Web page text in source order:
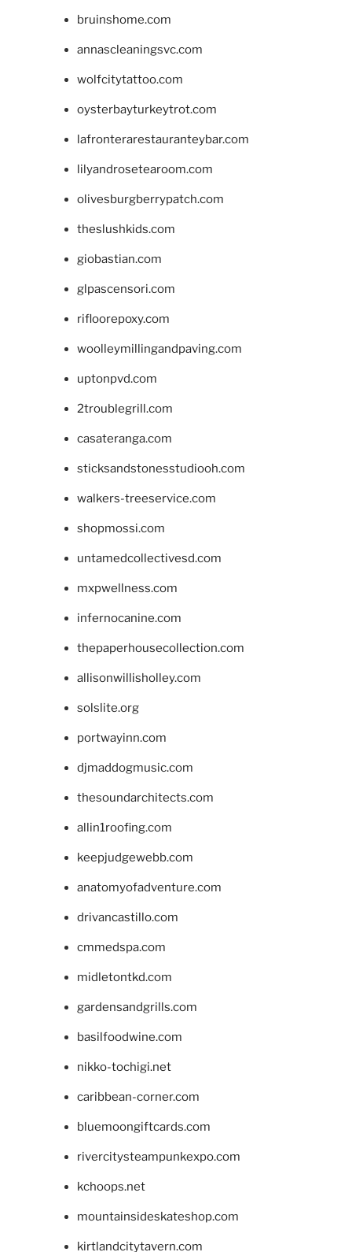
bruinshome.com
annascleaningsvc.com
wolfcitytattoo.com
oysterbayturkeytrot.com
lafronterarestauranteybar.com
lilyandrosetearoom.com
olivesburgberrypatch.com
theslushkids.com
giobastian.com
glpascensori.com
rifloorepoxy.com
woolleymillingandpaving.com
uptonpvd.com
2troublegrill.com
casateranga.com
sticksandstonesstudiooh.com
walkers-treeservice.com
shopmossi.com
untamedcollectivesd.com
mxpwellness.com
infernocanine.com
thepaperhousecollection.com
allisonwillisholley.com
solslite.org
portwayinn.com
djmaddogmusic.com
thesoundarchitects.com
allin1roofing.com
keepjudgewebb.com
anatomyofadventure.com
drivancastillo.com
cmmedspa.com
midletontkd.com
gardensandgrills.com
basilfoodwine.com
nikko-tochigi.net
caribbean-corner.com
bluemoongiftcards.com
rivercitysteampunkexpo.com
kchoops.net
mountainsideskateshop.com
kirtlandcitytavern.com